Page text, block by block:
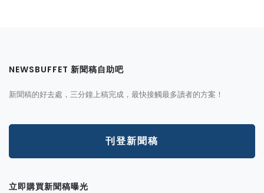
NEWSBUFFET 新聞稿自助吧
新聞稿的好去處，三分鐘上稿完成，最快接觸最多讀者的方案！
刊登新聞稿
立即購買新聞稿曝光